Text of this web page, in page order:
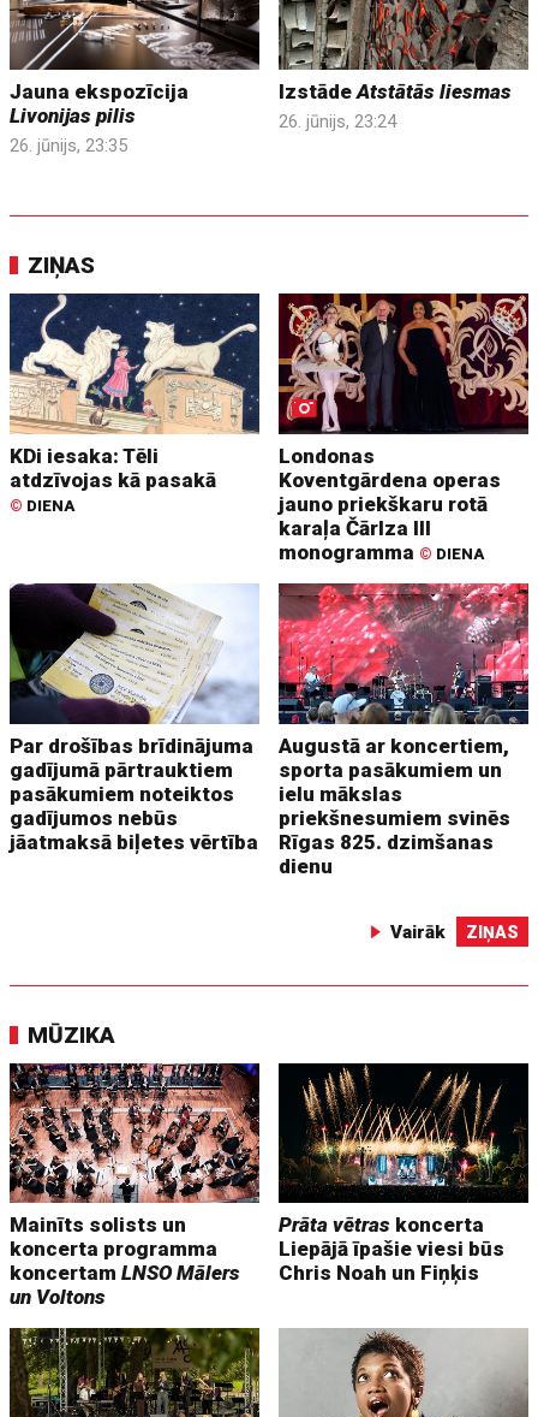
Jauna ekspozīcija
Livonijas pilis
26. jūnijs, 23:35
IzstādeAtstātās liesmas
26. jūnijs, 23:24
ZIŅAS
KDi iesaka: Tēli
atdzīvojas kā pasakā
© DIENA
Londonas
Koventgārdena operas
jauno priekškaru rotā
karaļa Čārlza III
monogramma © DIENA
Par drošības brīdinājuma
gadījumā pārtrauktiem
pasākumiem noteiktos
gadījumos nebūs
jāatmaksā biļetes vērtība
Augustā ar koncertiem,
sporta pasākumiem un
ielu mākslas
priekšnesumiem svinēs
Rīgas 825. dzimšanas
dienu
Vairāk ZIŅAS
MŪZIKA
Mainīts solists un
koncerta programma
koncertamLNSO Mālers
un Voltons
Prāta vētras koncerta
Liepājā īpašie viesi būs
Chris Noah un Fiņķis